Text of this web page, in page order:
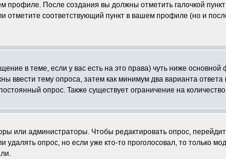
профиле. После создания вы должны отметить галочкой пункт
соответствующий пункт в вашем профиле (но и
в теме, если у вас есть на это права) чуть ниже
ввести тему опроса, затем как минимум два варианта
опрос. Также существует ограничение на
или администраторы. Чтобы редактировать опрос,
удалять опрос, но если уже кто-то проголосовал, то только